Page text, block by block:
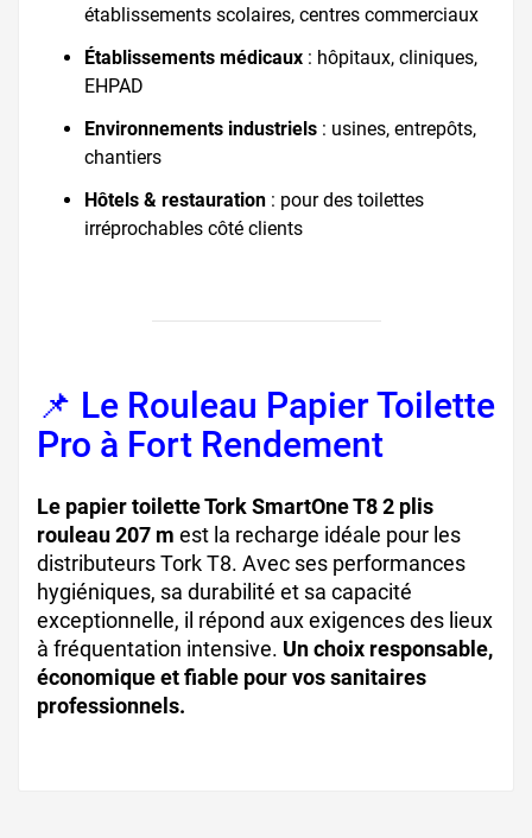
établissements scolaires, centres commerciaux
Établissements médicaux : hôpitaux, cliniques,
EHPAD
Environnements industriels : usines, entrepôts,
chantiers
Hôtels & restauration : pour des toilettes
irréprochables côté clients
📌 Le Rouleau Papier Toilette
Pro à Fort Rendement
Le papier toilette Tork SmartOne T8 2 plis
rouleau 207 m est la recharge idéale pour les
distributeurs Tork T8. Avec ses performances
hygiéniques, sa durabilité et sa capacité
exceptionnelle, il répond aux exigences des lieux
à fréquentation intensive. Un choix responsable,
économique et fiable pour vos sanitaires
professionnels.